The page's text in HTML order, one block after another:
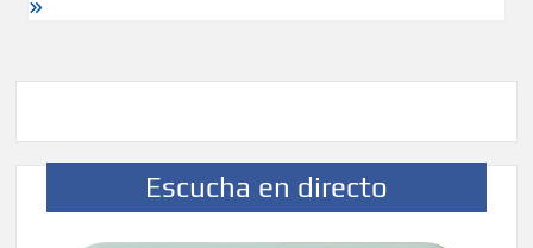
Escucha en directo